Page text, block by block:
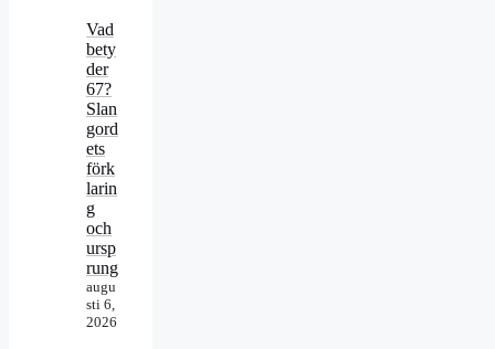
Vad
bety
der
67?
Slan
gord
ets
förk
larin
g
och
ursp
rung
augu
sti 6,
2026